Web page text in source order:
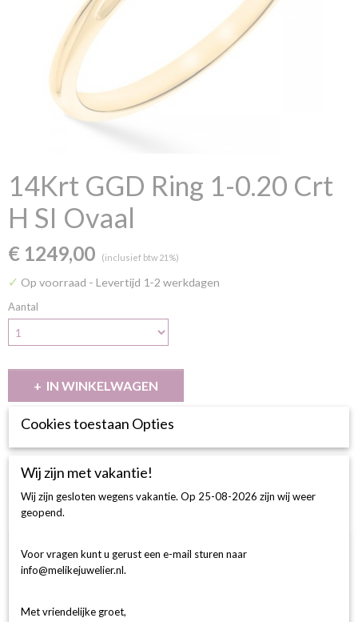
14Krt GGD Ring 1-0.20 Crt
H SI Ovaal
€ 1249,00 (inclusief btw 21%)
✓ Op voorraad - Levertijd 1-2 werkdagen
Aantal
IN WINKELWAGEN
BESCHRIJVING
14Krt GGD Ring 1-0.20 Crt H SI Ovaal
Ook interessant
Cookies toestaan Opties
Wij zijn met vakantie!
Wij zijn gesloten wegens vakantie. Op 25-08-2026 zijn wij weer
geopend.
Voor vragen kunt u gerust een e-mail sturen naar
info@melikejuwelier.nl.
Met vriendelijke groet,